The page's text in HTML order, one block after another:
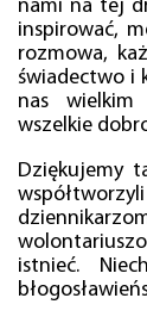
nami na tej
inspirować,
rozmowa,
świadectwo i
nas wielkim
wszelkie
Dziękujemy
istnieć.